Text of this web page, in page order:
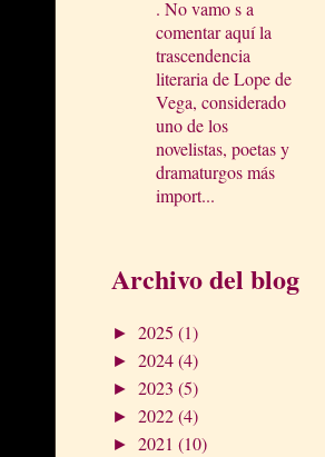
. No vamo s a
comentar aquí la
trascendencia
literaria de Lope de
Vega, considerado
uno de los
novelistas, poetas y
dramaturgos más
import...
Archivo del blog
► 2025 (1)
► 2024(4)
► 2023 (5)
► 2022(4)
► 2021 (10)